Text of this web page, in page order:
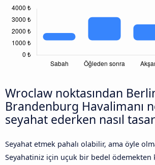
Wroclaw noktasından
Brandenburg Havalimanı
seyahat ederken nasıl
Seyahat etmek pahalı olabilir, ama öyle
Seyahatiniz için uçuk bir bedel ödemekten